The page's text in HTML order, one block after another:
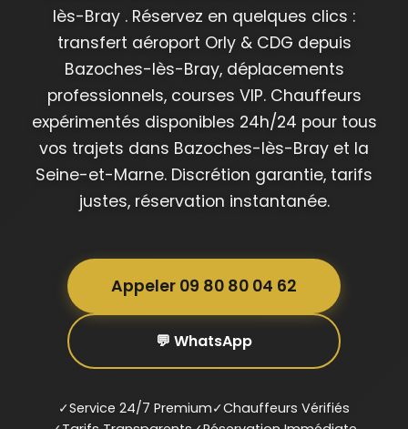
lès-Bray . Réservez en quelques clics :
transfert aéroport Orly & CDG depuis
Bazoches-lès-Bray, déplacements
professionnels, courses VIP. Chauffeurs
expérimentés disponibles 24h/24 pour tous
vos trajets dans Bazoches-lès-Bray et la
Seine-et-Marne. Discrétion garantie, tarifs
justes, réservation instantanée.
Appeler 09 80 80 04 62
💬 WhatsApp
✓Service 24/7 Premium✓Chauffeurs Vérifiés